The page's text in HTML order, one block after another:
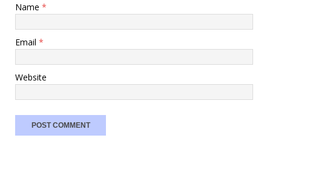
Name *
Email *
Website